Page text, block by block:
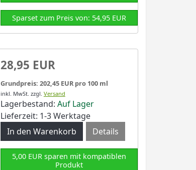
Sparset zum Preis von: 54,95 EUR
28,95 EUR
Grundpreis: 202,45 EUR pro 100 ml
inkl. MwSt. zzgl. Versand
Lagerbestand: Auf Lager
Lieferzeit: 1-3 Werktage
Details
5,00 EUR sparen mit kompatiblen
Produkt